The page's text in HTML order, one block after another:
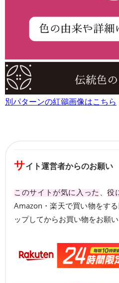
別パターンの紅鶸画像はこちら
サイト運営者からのお願い
このサイトが気に入った 役
Amazon・楽天で買い物をす
ップしてからお買い物をお願い